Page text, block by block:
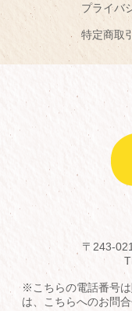
プライバ
特定商取
〒243-
※こちらの電話番号
は、こちらへのお問